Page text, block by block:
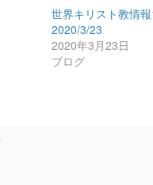
世界キリスト教情報
2020/3/23
2020年3月23日
ブログ